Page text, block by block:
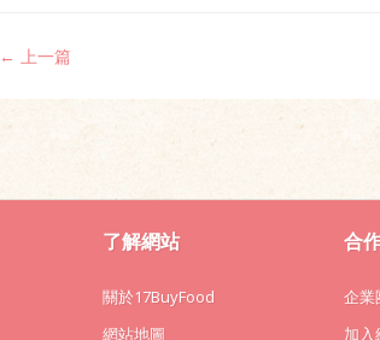
← 上一篇
了解網站
關於17BuyFood
網站地圖
合
企業
加入